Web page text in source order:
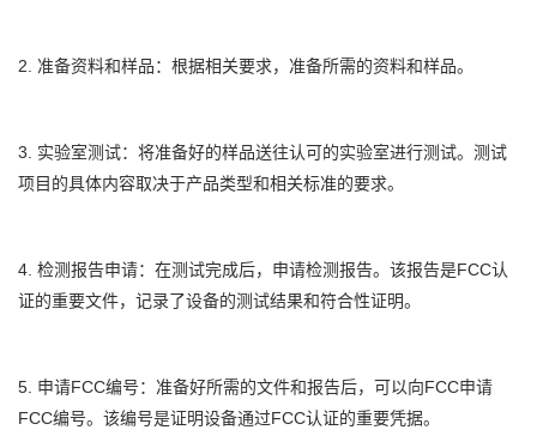
2. 准备资料和样品：根据相关要求，准备所需的资料和样品。
3. 实验室测试：将准备好的样品送往认可的实验室进行测试。测试
项目的具体内容取决于产品类型和相关标准的要求。
4. 检测报告申请：在测试完成后，申请检测报告。该报告是FCC认
证的重要文件，记录了设备的测试结果和符合性证明。
5. 申请FCC编号：准备好所需的文件和报告后，可以向FCC申请
FCC编号。该编号是证明设备通过FCC认证的重要凭据。